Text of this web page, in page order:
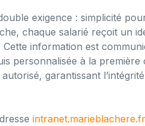
exigence : simplicité
chaque salarié reçoit un
information est
personnalisée à la première
garantissant
intranet.marieblachere.fr